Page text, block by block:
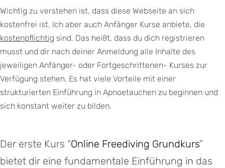
Wichtig zu verstehen ist, dass diese Webseite an sich
kostenfrei ist. Ich aber auch Anfänger Kurse anbiete, die
kostenpflichtig sind. Das heißt, dass du dich registrieren
musst und dir nach deiner Anmeldung alle Inhalte des
jeweiligen Anfänger- oder Fortgeschrittenen- Kurses zur
Verfügung stehen. Es hat viele Vorteile mit einer
strukturierten Einführung in Apnoetauchen zu beginnen und
sich konstant weiter zu bilden.
Der erste Kurs “Online Freediving Grundkurs”
bietet dir eine fundamentale Einführung in das